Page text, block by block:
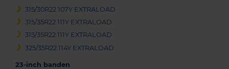
315/30R22 107Y EXTRALOAD
315/35R22 111Y EXTRALOAD
315/35R22 111Y EXTRALOAD
325/35R22 114Y EXTRALOAD
23-inch banden